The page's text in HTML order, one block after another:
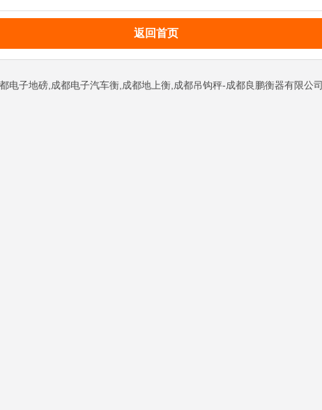
返回首页
电子地磅,成都电子汽车衡,成都地上衡,成都吊钩秤-成都良鹏衡器有限公司